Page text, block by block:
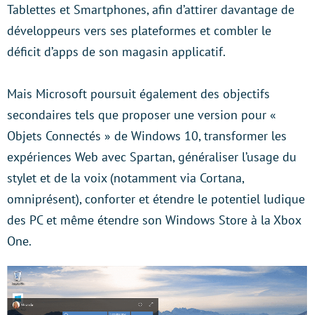
Tablettes et Smartphones, afin d’attirer davantage de
développeurs vers ses plateformes et combler le
déficit d’apps de son magasin applicatif.
Mais Microsoft poursuit également des objectifs
secondaires tels que proposer une version pour «
Objets Connectés » de Windows 10, transformer les
expériences Web avec Spartan, généraliser l’usage du
stylet et de la voix (notamment via Cortana,
omniprésent), conforter et étendre le potentiel ludique
des PC et même étendre son Windows Store à la Xbox
One.